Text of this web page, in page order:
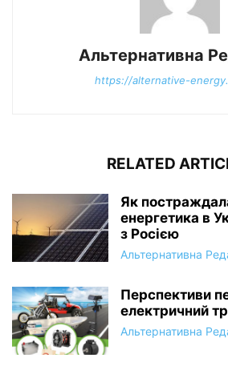
Альтернативна
https://alternative-
RELATED
Як
енергетика в
з Росією
Альтернативна
Перспективи
електричний
Альтернативна